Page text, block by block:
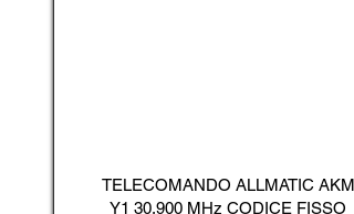
TELECOMANDO ALLMATIC AKM
Y1 30.900 MHz CODICE FISSO